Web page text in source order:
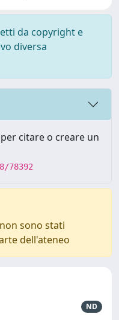
da copyright e
diversa
citare o creare un
78392
sono stati
dell'ateneo
ND